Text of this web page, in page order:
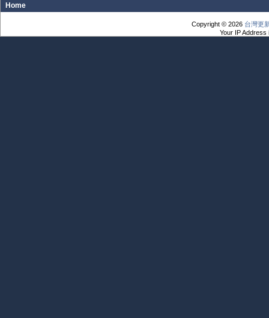
Home
Copyright © 2026 台灣更
Your IP Address